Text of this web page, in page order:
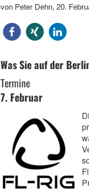
von Peter Dehn, 20.
Was Sie auf der
Termine
7. Februar